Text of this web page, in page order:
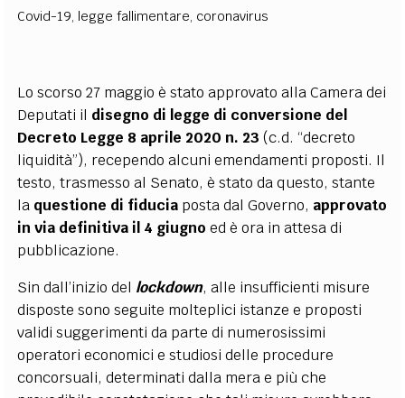
Covid-19, legge fallimentare, coronavirus
Lo scorso 27 maggio è stato approvato alla Camera dei
Deputati il disegno di legge di conversione del
Decreto Legge 8 aprile 2020 n. 23 (c.d. “decreto
liquidità”), recependo alcuni emendamenti proposti. Il
testo, trasmesso al Senato, è stato da questo, stante
la questione di fiducia posta dal Governo, approvato
in via definitiva il 4 giugno ed è ora in attesa di
pubblicazione.
Sin dall’inizio del lockdown, alle insufficienti misure
disposte sono seguite molteplici istanze e proposti
validi suggerimenti da parte di numerosissimi
operatori economici e studiosi delle procedure
concorsuali, determinati dalla mera e più che